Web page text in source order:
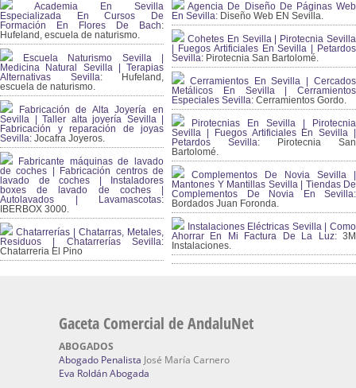
Academia En Sevilla
Especializada En Cursos De
Formación En Flores De Bach:
Hufeland, escuela de naturismo.
Escuela Naturismo Sevilla |
Medicina Natural Sevilla | Terapias
Alternativas Sevilla: Hufeland,
escuela de naturismo.
Fabricación de Alta Joyería en
Sevilla | Taller alta joyería Sevilla |
Fabricación y reparación de joyas
Sevilla: Jocafra Joyeros.
Fabricante máquinas de lavado
de coches | Fabricación centros de
lavado de coches | Instaladores
boxes de lavado de coches |
Autolavados | Lavamascotas:
IBERBOX 3000.
Chatarrerías | Chatarras, Metales,
Residuos | Chatarrerías Sevilla:
Chatarreria El Pino
Agencia De Diseño De Páginas Web
En Sevilla: Diseño Web EN Sevilla.
Cohetes En Sevilla | Pirotecnia Sevilla
| Fuegos Artificiales En Sevilla | Petardos
Sevilla: Pirotecnia San Bartolomé.
Cerramientos En Sevilla | Cercados
Metálicos En Sevilla | Cerramientos
Especiales Sevilla: Cerramientos Gordo.
Pirotecnias En Sevilla | Pirotecnia
Sevilla | Fuegos Artificiales En Sevilla |
Petardos Sevilla: Pirotecnia San
Bartolomé.
Complementos De Novia Sevilla |
Mantones Y Mantillas Sevilla | Tiendas De
Complementos De Novia En Sevilla:
Bordados Juan Foronda.
Instalaciones Eléctricas Sevilla | Como
Ahorrar En Mi Factura De La Luz:3M
Instalaciones.
Gaceta Comercial de AndaluNet
ABOGADOS
Abogado Penalista José María Carnero
Eva Roldán Abogada